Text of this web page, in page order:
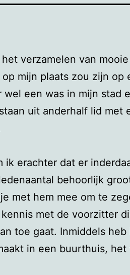
verzamelen van
mijn plaats zou zijn op
een was in mijn stad
uit anderhalf lid met
ik erachter dat er
behoorlijk
met hem mee om te
met de voorzitter
toe gaat. Inmiddels heb
in een buurthuis,